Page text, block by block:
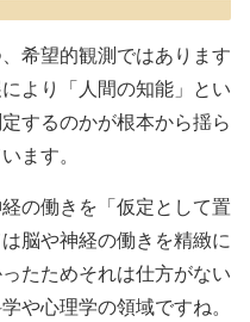
希望的観測ではあります
より「人間の知能」とい
するのかが根本から揺ら
ます。
の働きを「仮定として置
脳や神経の働きを精緻に
たためそれは仕方がない
や心理学の領域ですね。